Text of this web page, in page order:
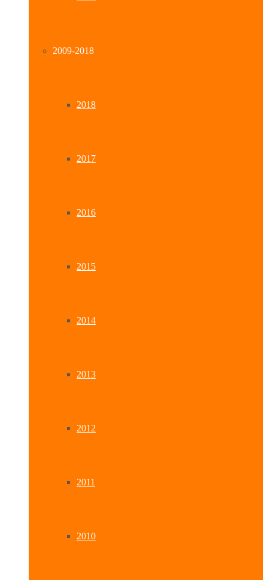
2009-2018
2018
2017
2016
2015
2014
2013
2012
2011
2010